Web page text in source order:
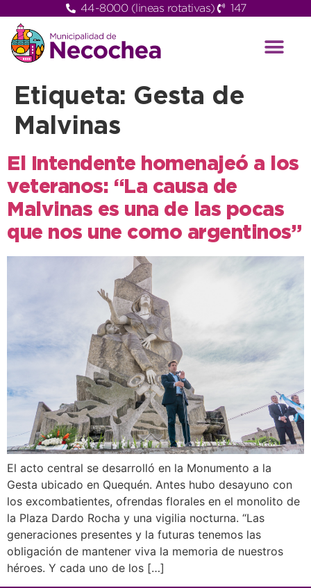
44-8000 (lineas rotativas) 147
Etiqueta: Gesta de
Malvinas
El Intendente homenajeó a los
veteranos: “La causa de
Malvinas es una de las pocas
que nos une como argentinos”
El acto central se desarrolló en la Monumento a la
Gesta ubicado en Quequén. Antes hubo desayuno con
los excombatientes, ofrendas florales en el monolito de
la Plaza Dardo Rocha y una vigilia nocturna. “Las
generaciones presentes y la futuras tenemos las
obligación de mantener viva la memoria de nuestros
héroes. Y cada uno de los […]